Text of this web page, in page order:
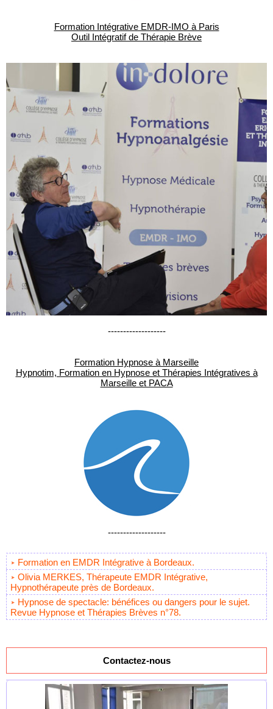
Formation Intégrative EMDR-IMO à Paris
Outil Intégratif de Thérapie Brève
-------------------
Formation Hypnose à Marseille
Hypnotim, Formation en Hypnose et Thérapies Intégratives à
Marseille et PACA
-------------------
Formation en EMDR Intégrative à Bordeaux.
Olivia MERKES, Thérapeute EMDR Intégrative,
Hypnothérapeute près de Bordeaux.
Hypnose de spectacle: bénéfices ou dangers pour le sujet.
Revue Hypnose et Thérapies Brèves n°78.
Contactez-nous